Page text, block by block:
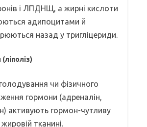
і ЛПДНЩ, а жирні кислоти
адипоцитами й
назад у тригліцериди.
(ліполіз)
чи фізичного
гормони (адреналін,
активують гормон-чутливу
жировій тканині.